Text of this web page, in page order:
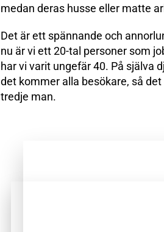
medan deras husse eller matte
Det är ett spännande och
nu är vi ett 20-tal personer som
har vi varit ungefär 40. På själva
det kommer alla besökare, så
tredje man.